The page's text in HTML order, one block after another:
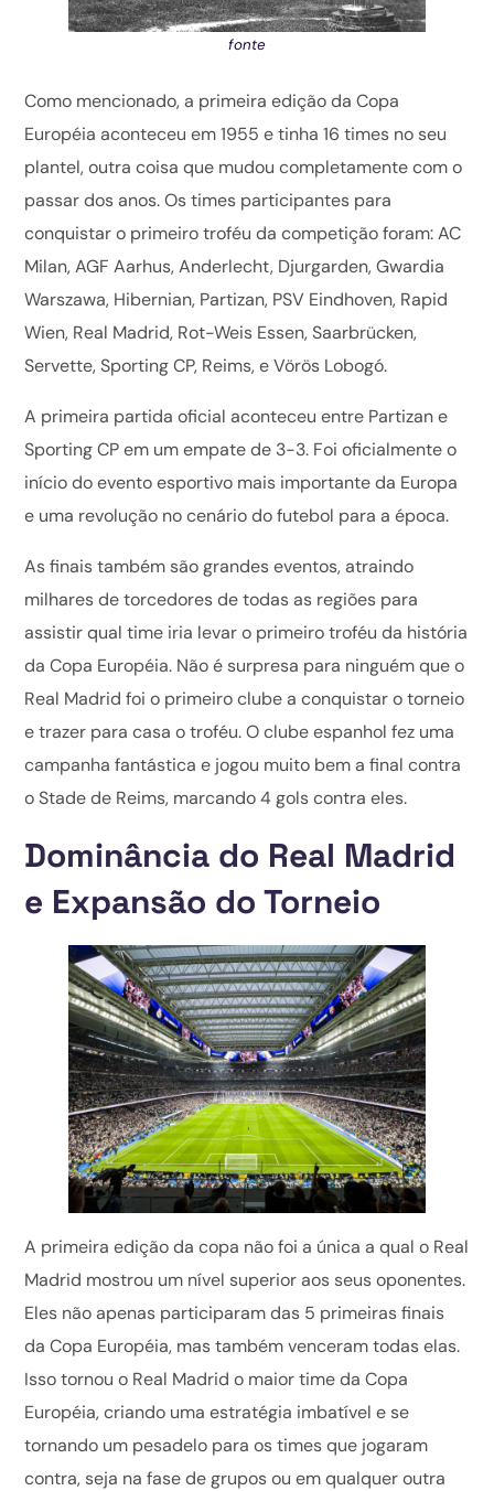
fonte
Como mencionado, a primeira edição da Copa
Européia aconteceu em 1955 e tinha 16 times no seu
plantel, outra coisa que mudou completamente com o
passar dos anos. Os times participantes para
conquistar o primeiro troféu da competição foram: AC
Milan, AGF Aarhus, Anderlecht, Djurgarden, Gwardia
Warszawa, Hibernian, Partizan, PSV Eindhoven, Rapid
Wien, Real Madrid, Rot-Weis Essen, Saarbrücken,
Servette, Sporting CP, Reims, e Vörös Lobogó.
A primeira partida oficial aconteceu entre Partizan e
Sporting CP em um empate de 3-3. Foi oficialmente o
início do evento esportivo mais importante da Europa
e uma revolução no cenário do futebol para a época.
As finais também são grandes eventos, atraindo
milhares de torcedores de todas as regiões para
assistir qual time iria levar o primeiro troféu da história
da Copa Européia. Não é surpresa para ninguém que o
Real Madrid foi o primeiro clube a conquistar o torneio
e trazer para casa o troféu. O clube espanhol fez uma
campanha fantástica e jogou muito bem a final contra
o Stade de Reims, marcando 4 gols contra eles.
Dominância do Real Madrid
e Expansão do Torneio
A primeira edição da copa não foi a única a qual o Real
Madrid mostrou um nível superior aos seus oponentes.
Eles não apenas participaram das 5 primeiras finais
da Copa Européia, mas também venceram todas elas.
Isso tornou o Real Madrid o maior time da Copa
Européia, criando uma estratégia imbatível e se
tornando um pesadelo para os times que jogaram
contra, seja na fase de grupos ou em qualquer outra